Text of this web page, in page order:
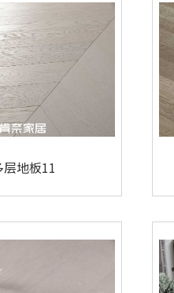
地板11